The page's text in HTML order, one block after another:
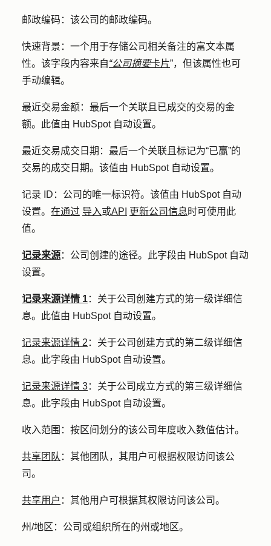
邮政编码： 该公司的邮政编码。
快速背景 ：一个用于存储公司相关备注的富文本属
性。该字段内容来自“公司摘要卡片”，但该属性也可
手动编辑。
最近交易金额： 最后一个关联且已成交的交易的金
额。此值由 HubSpot 自动设置。
最近交易成交日期： 最后一个关联且标记为“已赢”的
交易的成交日期。该值由 HubSpot 自动设置。
记录 ID： 公司的唯一标识符。该值由 HubSpot 自动
设置。 在通过 导入或API 更新公司信息时可使用此
值。
记录来源：公司创建的途径。此字段由 HubSpot 自动
设置。
记录来源详情 1： 关于公司创建方式的第一级详细信
息。此值由 HubSpot 自动设置。
记录来源详情 2 ：关于公司创建方式的第二级详细信
息。此字段由 HubSpot 自动设置。
记录来源详情 3：关于公司成立方式的第三级详细信
息。此字段由 HubSpot 自动设置。
收入范围 ：按区间划分的该公司年度收入数值估计。
共享团队 ：其他团队，其用户可根据权限访问该公
司。
共享用户 ：其他用户可根据其权限访问该公司。
州/地区： 公司或组织所在的州或地区。